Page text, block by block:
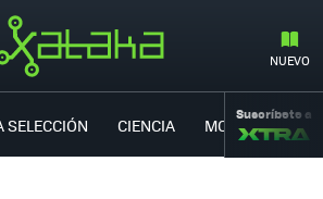
NUEVO
SELECCIÓN CIENCIA MOVILIDAD
Suscríbete a